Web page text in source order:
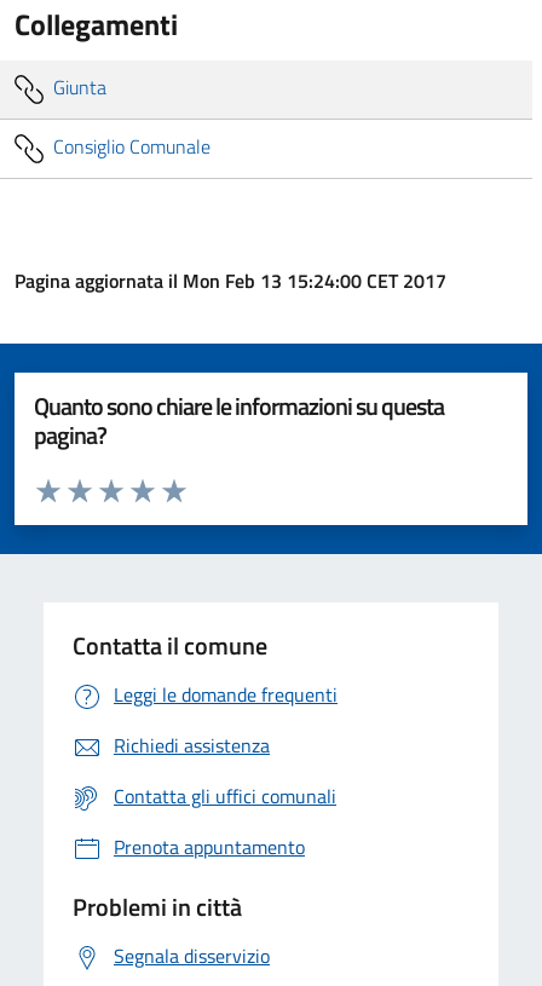
Collegamenti
Giunta
Consiglio Comunale
Pagina aggiornata il Mon Feb 13 15:24:00 CET 2017
Quanto sono chiare le informazioni su questa
pagina?
Valuta da 1 a 5 stelle la pagina
Valuta 5 stelle su 5
Valuta 4 stelle su 5
Valuta 3 stelle su 5
Valuta 2 stelle su 5
Valuta 1 stelle su 5
Contatta il comune
Leggi le domande frequenti
Richiedi assistenza
Contatta gli uffici comunali
Prenota appuntamento
Problemi in città
Segnala disservizio